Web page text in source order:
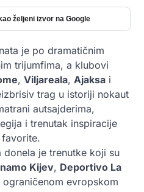
željeni izvor na Google
je po dramatičnim
trijumfima, a klubovi
, Viljareala, Ajaksa i
trag u istoriji nokaut
autsajderima,
i trenutak inspiracije
je trenutke koji su
Kijev, Deportivo La
ograničenom evropskom